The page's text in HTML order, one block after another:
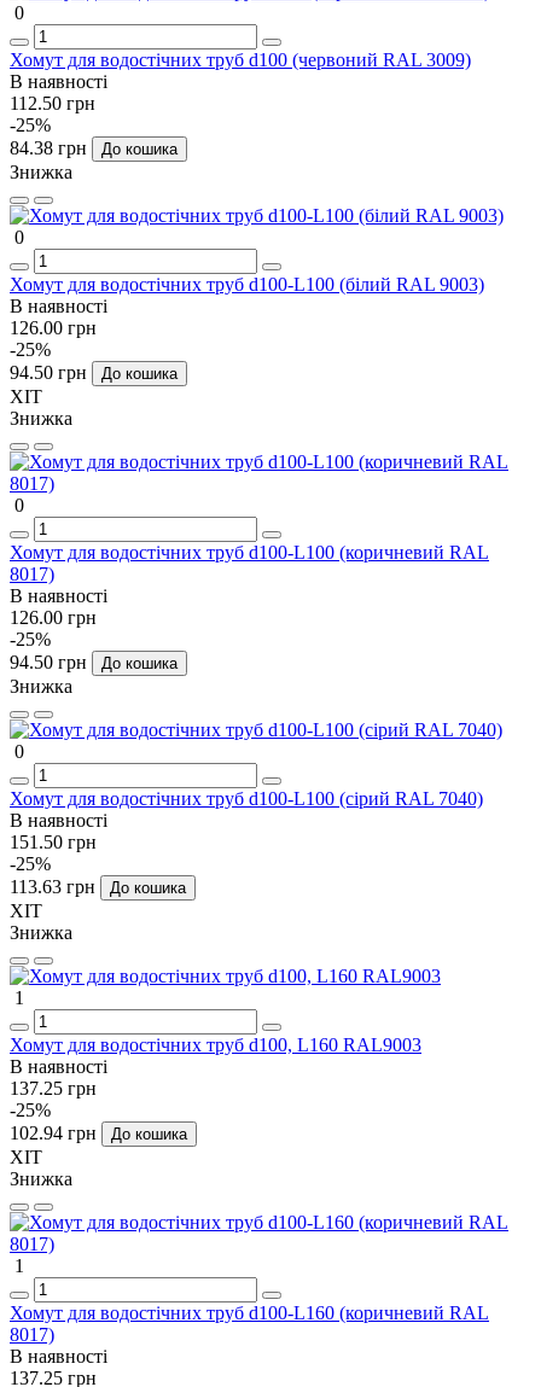
0
Хомут для водостічних труб d100 (червоний RAL 3009)
В наявності
112.50 грн
-25%
84.38 грн
До кошика
Знижка
0
Хомут для водостічних труб d100-L100 (білий RAL 9003)
В наявності
126.00 грн
-25%
94.50 грн
До кошика
ХІТ
Знижка
0
Хомут для водостічних труб d100-L100 (коричневий RAL
8017)
В наявності
126.00 грн
-25%
94.50 грн
До кошика
Знижка
0
Хомут для водостічних труб d100-L100 (сірий RAL 7040)
В наявності
151.50 грн
-25%
113.63 грн
До кошика
ХІТ
Знижка
1
Хомут для водостічних труб d100, L160 RAL9003
В наявності
137.25 грн
-25%
102.94 грн
До кошика
ХІТ
Знижка
1
Хомут для водостічних труб d100-L160 (коричневий RAL
8017)
В наявності
137.25 грн